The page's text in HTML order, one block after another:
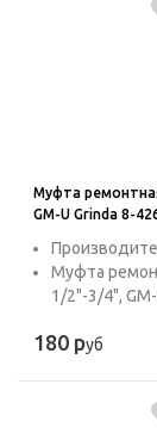
Муфта
GM-U Grinda 8-
Муфта
1/2"-3/4",
180 руб